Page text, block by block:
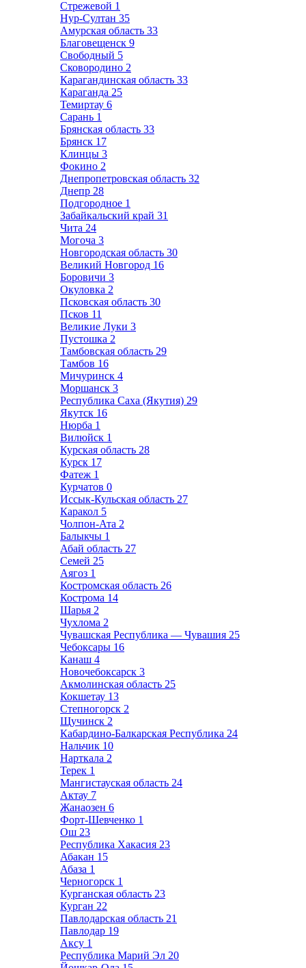
Стрежевой 1
Нур-Султан 35
Амурская область 33
Благовещенск 9
Свободный 5
Сковородино 2
Карагандинская область 33
Караганда 25
Темиртау 6
Сарань 1
Брянская область 33
Брянск 17
Клинцы 3
Фокино 2
Днепропетровская область 32
Днепр 28
Подгородное 1
Забайкальский край 31
Чита 24
Могоча 3
Новгородская область 30
Великий Новгород 16
Боровичи 3
Окуловка 2
Псковская область 30
Псков 11
Великие Луки 3
Пустошка 2
Тамбовская область 29
Тамбов 16
Мичуринск 4
Моршанск 3
Республика Саха (Якутия) 29
Якутск 16
Нюрба 1
Вилюйск 1
Курская область 28
Курск 17
Фатеж 1
Курчатов 0
Иссык-Кульская область 27
Каракол 5
Чолпон-Ата 2
Балыкчы 1
Абай область 27
Семей 25
Аягоз 1
Костромская область 26
Кострома 14
Шарья 2
Чухлома 2
Чувашская Республика — Чувашия 25
Чебоксары 16
Канаш 4
Новочебоксарск 3
Акмолинская область 25
Кокшетау 13
Степногорск 2
Щучинск 2
Кабардино-Балкарская Республика 24
Нальчик 10
Нарткала 2
Терек 1
Мангистауская область 24
Актау 7
Жанаозен 6
Форт-Шевченко 1
Ош 23
Республика Хакасия 23
Абакан 15
Абаза 1
Черногорск 1
Курганская область 23
Курган 22
Павлодарская область 21
Павлодар 19
Аксу 1
Республика Марий Эл 20